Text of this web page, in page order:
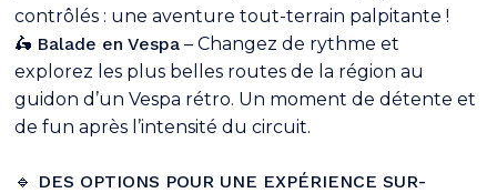
contrôlés : une aventure tout-terrain palpitante !
🛵 Balade en Vespa – Changez de rythme et
explorez les plus belles routes de la région au
guidon d’un Vespa rétro. Un moment de détente et
de fun après l’intensité du circuit.
🔹 DES OPTIONS POUR UNE EXPÉRIENCE SUR-